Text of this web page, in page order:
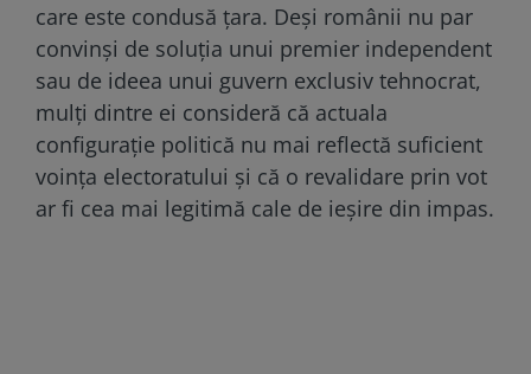
care este condusă țara. Deși românii nu par
convinși de soluția unui premier independent
sau de ideea unui guvern exclusiv tehnocrat,
mulți dintre ei consideră că actuala
configurație politică nu mai reflectă suficient
voința electoratului și că o revalidare prin vot
ar fi cea mai legitimă cale de ieșire din impas.